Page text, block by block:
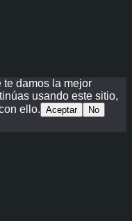
te damos la mejor
usando este sitio,
ello. Aceptar
No